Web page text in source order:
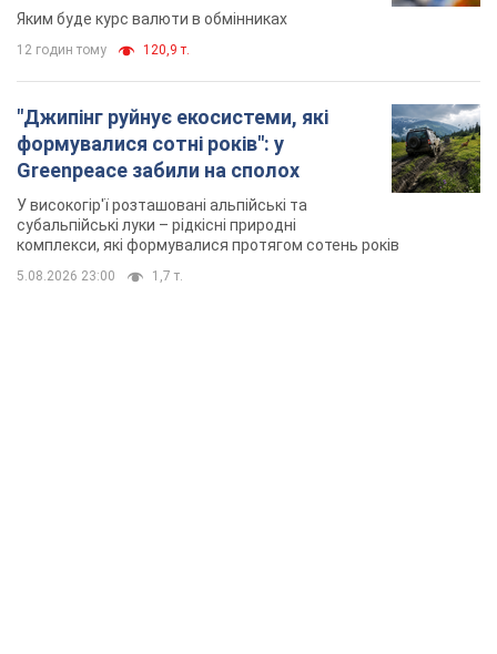
Яким буде курс валюти в обмінниках
12 годин тому 120,9 т.
"Джипінг руйнує екосистеми, які
формувалися сотні років": у
Greenpeace забили на сполох
У високогір'ї розташовані альпійські та
субальпійські луки – рідкісні природні
комплекси, які формувалися протягом сотень років
5.08.2026 23:00 1,7 т.